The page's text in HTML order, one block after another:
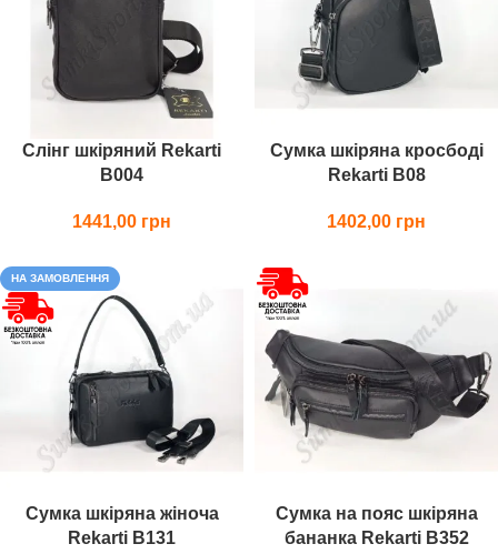
Слінг шкіряний Rekarti
В004
1441,00
Сумка шкіряна кросбоді
Rekarti В08
1402,00
НА ЗАМОВЛЕННЯ
Сумка шкіряна жіноча
Rekarti В131
Сумка на пояс шкіряна
бананка Rekarti В352